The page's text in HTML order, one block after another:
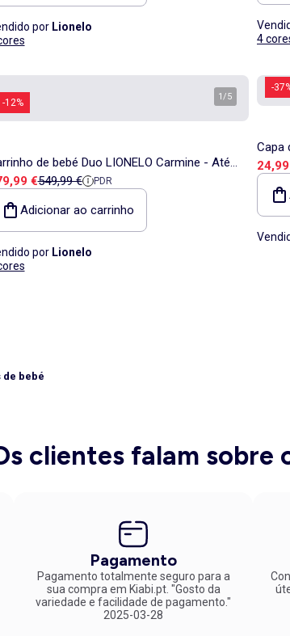
por Lionelo
4
-12%
1/5
de bebé Duo LIONELO Carmine - Até
kg - Conjunto com carrinho, alcofa e
de venda
€Preço de referência
549,99 € PDR
Adicionar ao carrinho
por Lionelo
-
Capa
Agia
bebé
clientes falam sobre
Pagamento
Pagamento totalmente seguro para a
sua compra em Kiabi.pt. "Gosto da
variedade e facilidade de pagamento."
2025-03-28
úteis. "Fácil fazer